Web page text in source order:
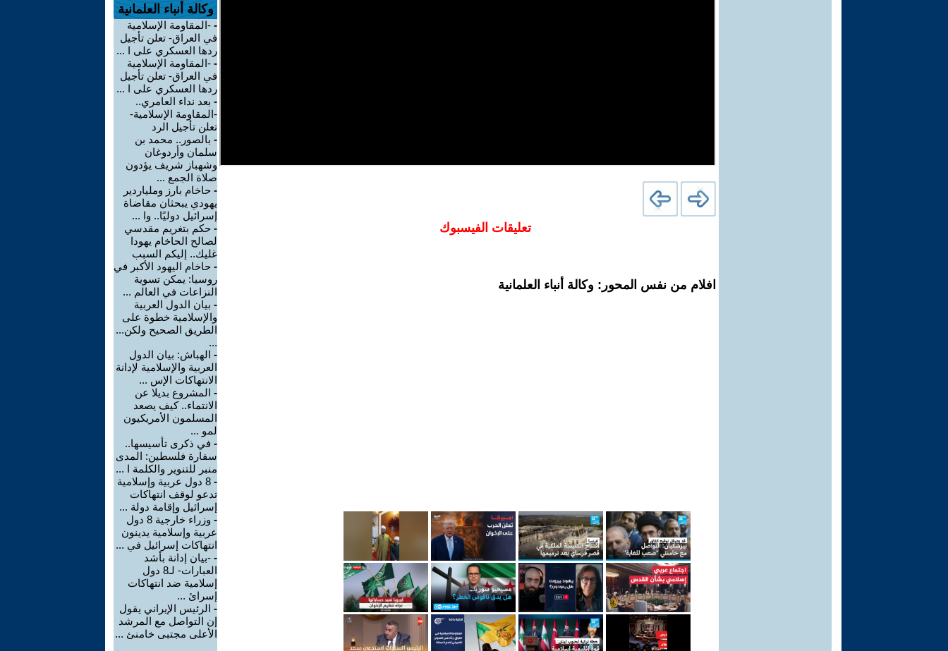
تعليقات الفيسبوك
افلام من نفس المحور: وكالة أنباء العلمانية
وكالة أنباء العلمانية
- -المقاومة الإسلامية
في العراق- تعلن تأجيل
ردها العسكري على ا ...
- -المقاومة الإسلامية
في العراق- تعلن تأجيل
ردها العسكري على ا ...
- بعد نداء العامري..
-المقاومة الإسلامية-
تعلن تأجيل الرد
- بالصور.. محمد بن
سلمان وأردوغان
وشهباز شريف يؤدون
صلاة الجمع ...
- حاخام بارز وملياردير
يهودي يبحثان مقاضاة
إسرائيل دوليًا.. وا ...
- حكم بتغريم مقدسي
لصالح الحاخام يهودا
غليك.. إليكم السبب
- حاخام اليهود الأكبر في
روسيا: يمكن تسوية
النزاعات في العالم ...
- بيان الدول العربية
والإسلامية خطوة على
الطريق الصحيح ولكن...
...
- الهباش: بيان الدول
العربية والإسلامية لإدانة
الانتهاكات الإس ...
- المشروع بديلا عن
الانتماء.. كيف يصعد
المسلمون الأمريكيون
لمو ...
- في ذكرى تأسيسها..
سفارة فلسطين: المدى
منبر للتنوير والكلمة ا ...
-
8 دول عربية وإسلامية
تدعو لوقف انتهاكات
إسرائيل وإقامة دولة ...
-
وزراء خارجية 8 دول
عربية وإسلامية يدينون
انتهاكات إسرائيل في ...
- -بيان إدانة بأشد
العبارات- لـ8 دول
إسلامية ضد انتهاكات
إسرائ ...
- الرئيس الإيراني يقول
إن التواصل مع المرشد
الأعلى مجتبى خامنئ ...